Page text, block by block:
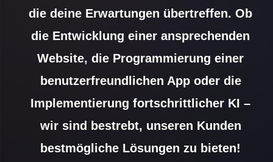
die deine Erwartungen übertreffen. Ob
die Entwicklung einer ansprechenden
Website, die Programmierung einer
benutzerfreundlichen App oder die
Implementierung fortschrittlicher KI –
wir sind bestrebt, unseren Kunden
bestmögliche Lösungen zu bieten!